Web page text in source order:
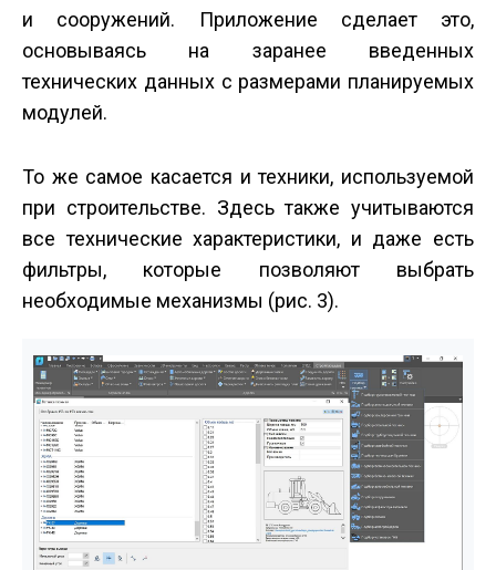
и сооружений. Приложение сделает это,
основываясь на заранее введенных
технических данных с размерами планируемых
модулей.
То же самое касается и техники, используемой
при строительстве. Здесь также учитываются
все технические характеристики, и даже есть
фильтры, которые позволяют выбрать
необходимые механизмы (рис. 3).